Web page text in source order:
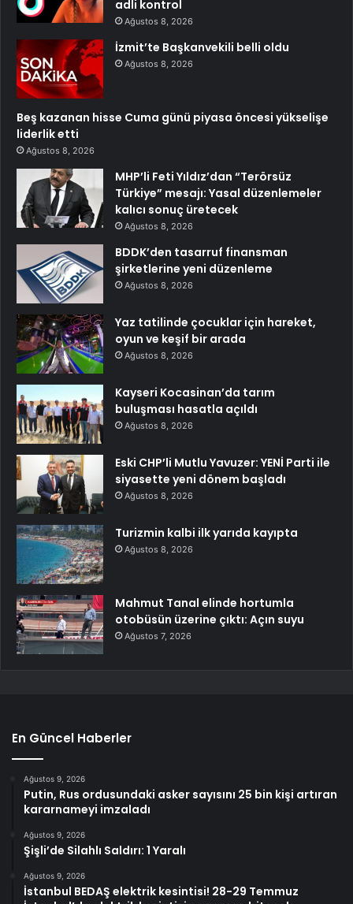
adli kontrol
Ağustos 8, 2026
İzmit’te Başkanvekili belli oldu
Ağustos 8, 2026
Beş kazanan hisse Cuma günü piyasa öncesi yükselişe
liderlik etti
Ağustos 8, 2026
MHP’li Feti Yıldız’dan “Terörsüz
Türkiye” mesajı: Yasal düzenlemeler
kalıcı sonuç üretecek
Ağustos 8, 2026
BDDK’den tasarruf finansman
şirketlerine yeni düzenleme
Ağustos 8, 2026
Yaz tatilinde çocuklar için hareket,
oyun ve keşif bir arada
Ağustos 8, 2026
Kayseri Kocasinan’da tarım
buluşması hasatla açıldı
Ağustos 8, 2026
Eski CHP’li Mutlu Yavuzer: YENİ Parti ile
siyasette yeni dönem başladı
Ağustos 8, 2026
Turizmin kalbi ilk yarıda kayıpta
Ağustos 8, 2026
Mahmut Tanal elinde hortumla
otobüsün üzerine çıktı: Açın suyu
Ağustos 7, 2026
En Güncel Haberler
Ağustos 9, 2026
Putin, Rus ordusundaki asker sayısını 25 bin kişi artıran
kararnameyi imzaladı
Ağustos 9, 2026
Şişli’de Silahlı Saldırı: 1 Yaralı
Ağustos 9, 2026
İstanbul BEDAŞ elektrik kesintisi! 28-29 Temmuz